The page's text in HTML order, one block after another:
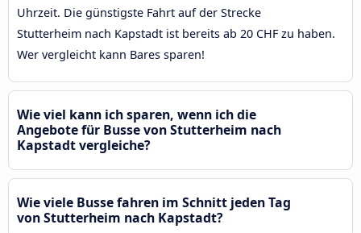
Uhrzeit. Die günstigste Fahrt auf der Strecke
Stutterheim nach Kapstadt ist bereits ab 20 CHF zu haben.
Wer vergleicht kann Bares sparen!
Wie viel kann ich sparen, wenn ich die
Angebote für Busse von Stutterheim nach
Kapstadt vergleiche?
Wie viele Busse fahren im Schnitt jeden Tag
von Stutterheim nach Kapstadt?